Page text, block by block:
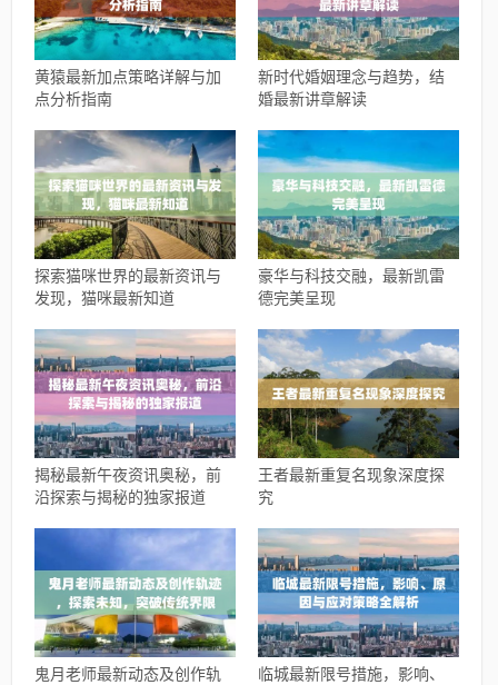
黄猿最新加点策略详解与加
点分析指南
新时代婚姻理念与趋势，结
婚最新讲章解读
探索猫咪世界的最新资讯与
发现，猫咪最新知道
豪华与科技交融，最新凯雷
德完美呈现
揭秘最新午夜资讯奥秘，前
沿探索与揭秘的独家报道
王者最新重复名现象深度探
究
鬼月老师最新动态及创作轨
临城最新限号措施，影响、